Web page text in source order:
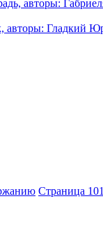
Страница 101